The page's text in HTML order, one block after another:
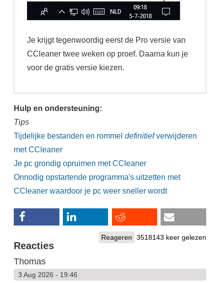
Je krijgt tegenwoordig eerst de Pro versie van
CCleaner twee weken op proef. Daarna kun je
voor de gratis versie kiezen.
Hulp en ondersteuning:
Tips
Tijdelijke bestanden en rommel definitiefverwijderen
met CCleaner
Je pc grondig opruimen met CCleaner
Onnodig opstartende programma's uitzetten met
CCleaner waardoor je pc weer sneller wordt
Reageren 3518143 keer gelezen
Reacties
Thomas
3 Aug 2026 - 19:46